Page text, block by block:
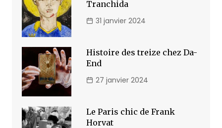
Tranchida
31 janvier 2024
Histoire des treize chez Da-
End
27 janvier 2024
Le Paris chic de Frank
Horvat